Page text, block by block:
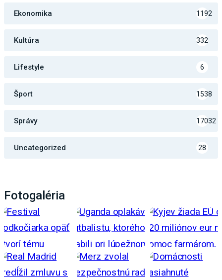
Ekonomika 1192
Kultúra 332
Lifestyle 6
Šport 1538
Správy 17032
Uncategorized 28
Fotogaléria